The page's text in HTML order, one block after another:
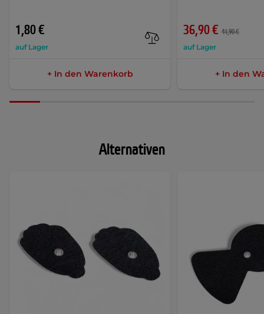
1,80 €
auf Lager
+ In den Warenkorb
36,90 € 41,90 €
auf Lager
+ In den
Alternativen